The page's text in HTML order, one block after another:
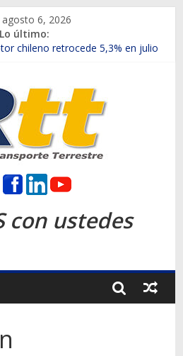
6, 2026
Lo último:
internacional en lanzar la nueva
de Chevrolet en el Biobío
sucursales en Rancagua y
la recién estrenada Bolden en
2026
con ustedes